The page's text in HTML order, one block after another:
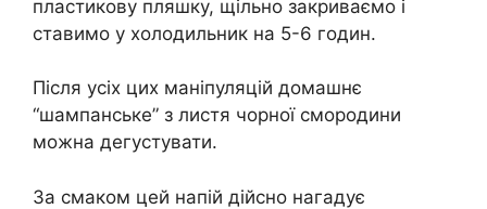
пластикову пляшку, щільно закриваємо і
ставимо у холодильник на 5-6 годин.
Після усіх цих маніпуляцій домашнє
“шампанське” з листя чорної смородини
можна дегустувати.
За смаком цей напій дійсно нагадує